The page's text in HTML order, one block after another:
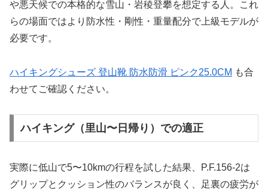
や悪天候での本格的な雪山・岩稜登攀を想定する人。これ
らの場面ではより防水性・剛性・重量配分で上級モデルが
必要です。
ハイキングシューズ 登山靴 防水防滑 ピンク25.0CM も合
わせてご確認ください。
ハイキング（里山〜日帰り）での適正
実際に低山で5〜10kmの行程を試した結果、P.F.156-2は
グリップとクッション性のバランスが良く、足裏の疲労が